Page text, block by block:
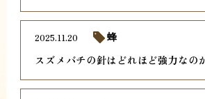
スズメバチの針はどれほど強力なの
2025.11.20 蜂